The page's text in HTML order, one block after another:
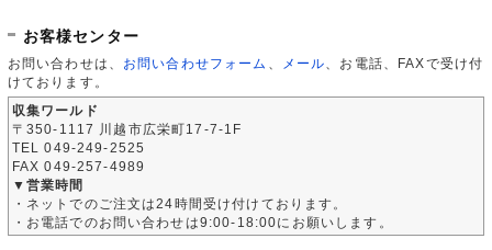
お客様センター
お問い合わせは、 お問い合わせフォーム メール 、お電話、FAXで受け付
けております。
収集ワールド
〒350-1117 川越市広栄町17-7-1F
TEL 049-249-2525
FAX 049-257-4989
▼営業時間
・ネットでのご注文は24時間受け付けております。
・お電話でのお問い合わせは9:00-18:00にお願いします。